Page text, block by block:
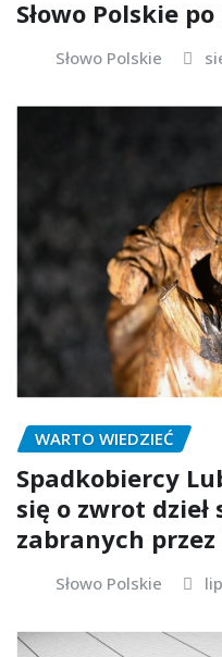
Słowo Polskie
Słowo Polskie
WARTO WIEDZIEĆ
Spadkobiercy
się o zwrot
zabranych
Słowo Polskie